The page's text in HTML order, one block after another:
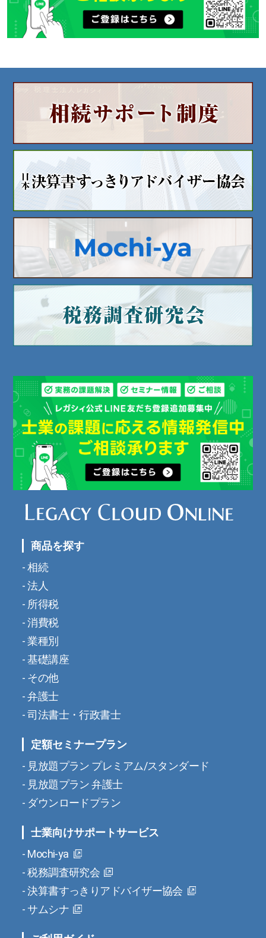
商品を探す
相続
法人
所得税
消費税
業種別
基礎講座
その他
弁護士
司法書士・行政書士
定額セミナープラン
見放題プラン プレミアム/スタンダード
見放題プラン 弁護士
ダウンロードプラン
士業向けサポートサービス
Mochi-ya
税務調査研究会
決算書すっきりアドバイザー協会
サムシナ